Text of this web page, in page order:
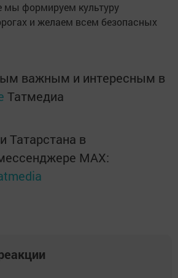
мы формируем культуру
и желаем всем безопасных
важным и интересным в
Татмедиа
Татарстана в
MАХ: